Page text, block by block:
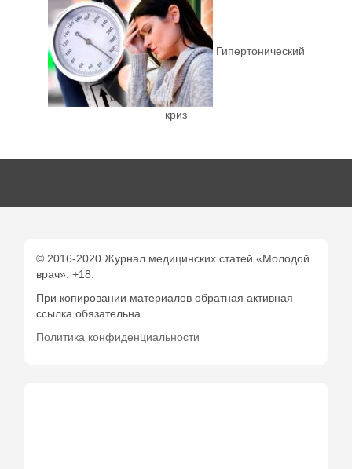
Гипертонический
криз
© 2016-2020 Журнал медицинских статей «Молодой
врач». +18.
При копировании материалов обратная активная
ссылка обязательна
Политика конфиденциальности